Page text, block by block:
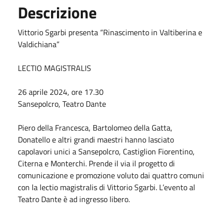
Descrizione
Vittorio Sgarbi presenta “Rinascimento in Valtiberina e
Valdichiana”
LECTIO MAGISTRALIS
26 aprile 2024, ore 17.30
Sansepolcro, Teatro Dante
Piero della Francesca, Bartolomeo della Gatta,
Donatello e altri grandi maestri hanno lasciato
capolavori unici a Sansepolcro, Castiglion Fiorentino,
Citerna e Monterchi. Prende il via il progetto di
comunicazione e promozione voluto dai quattro comuni
con la lectio magistralis di Vittorio Sgarbi. L’evento al
Teatro Dante è ad ingresso libero.